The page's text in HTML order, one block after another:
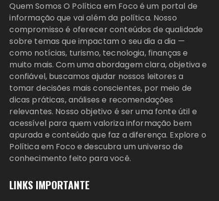
Quem Somos O Política em Foco é um portal de
informação que vai além da política. Nosso
compromisso é oferecer conteúdos de qualidade
sobre temas que impactam o seu dia a dia —
como notícias, turismo, tecnologia, finanças e
muito mais. Com uma abordagem clara, objetiva e
confiável, buscamos ajudar nossos leitores a
tomar decisões mais conscientes, por meio de
dicas práticas, análises e recomendações
relevantes. Nosso objetivo é ser uma fonte útil e
acessível para quem valoriza informação bem
apurada e conteúdo que faz a diferença. Explore o
Política em Foco e descubra um universo de
conhecimento feito para você.
LINKS IMPORTANTE